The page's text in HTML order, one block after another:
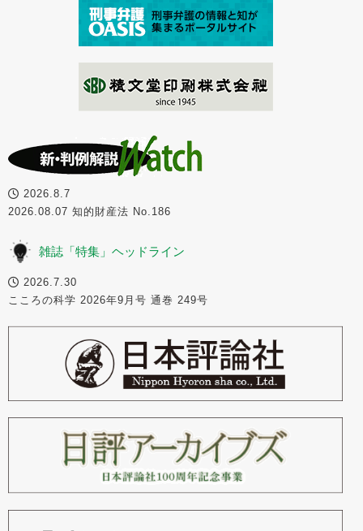
2026.8.7
2026.08.07 知的財産法 No.186
雑誌「特集」ヘッドライン
2026.7.30
こころの科学 2026年9月号 通巻 249号